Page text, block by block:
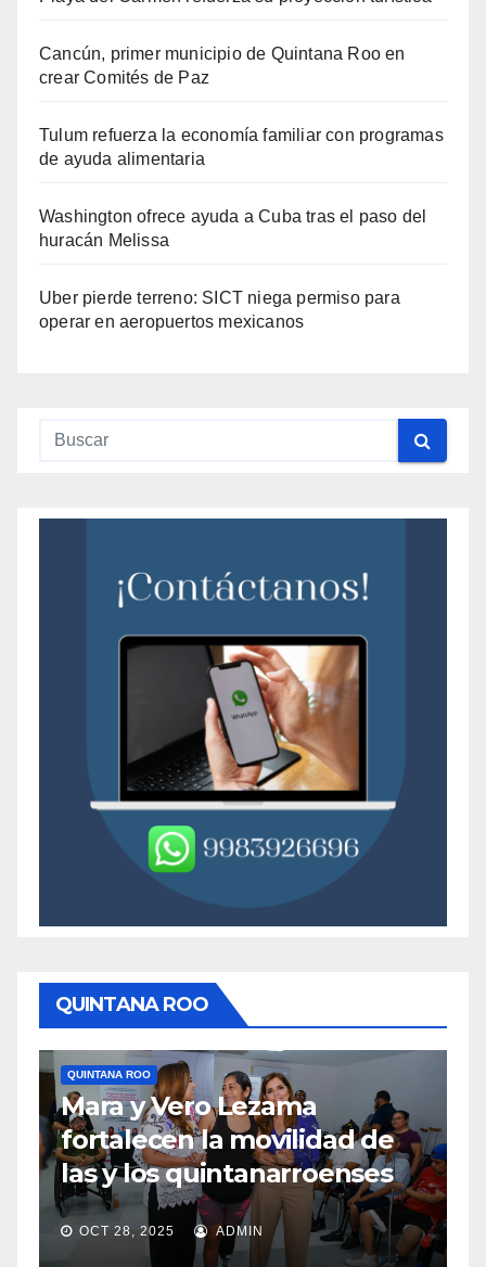
Cancún, primer municipio de Quintana Roo en
crear Comités de Paz
Tulum refuerza la economía familiar con programas
de ayuda alimentaria
Washington ofrece ayuda a Cuba tras el paso del
huracán Melissa
Uber pierde terreno: SICT niega permiso para
operar en aeropuertos mexicanos
QUINTANA ROO
QUINTANA ROO
Mara y Vero Lezama
fortalecen la movilidad de
las y los quintanarroenses
OCT 28, 2025 ADMIN